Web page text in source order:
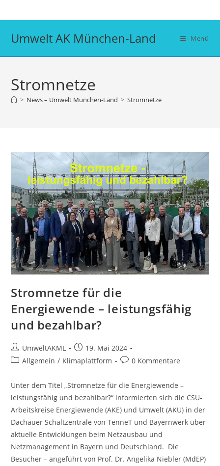
Inhalt
Umwelt AK München-Land Menü
Stromnetze
> News – Umwelt München-Land > Stromnetze
Stromnetze für die
Energiewende – leistungsfähig
und bezahlbar?
Beitrags-
Autor:
UmweltAKML
Beitrag
veröffentlicht:
19. Mai 2024
Beitrags-
Allgemein / Klimaplattform
Beitrags-
0 Kommentare
Unter dem Titel „Stromnetze für die Energiewende –
leistungsfähig und bezahlbar?“ informierten sich die CSU-
Arbeitskreise Energiewende (AKE) und Umwelt (AKU) in der
Dachauer Schaltzentrale von TenneT und Bayernwerk über
aktuelle Entwicklungen beim Netzausbau und
Netzmanagement in Bayern und Deutschland. Die
Besucher – angeführt von Prof. Dr. Angelika Niebler (MdEP)